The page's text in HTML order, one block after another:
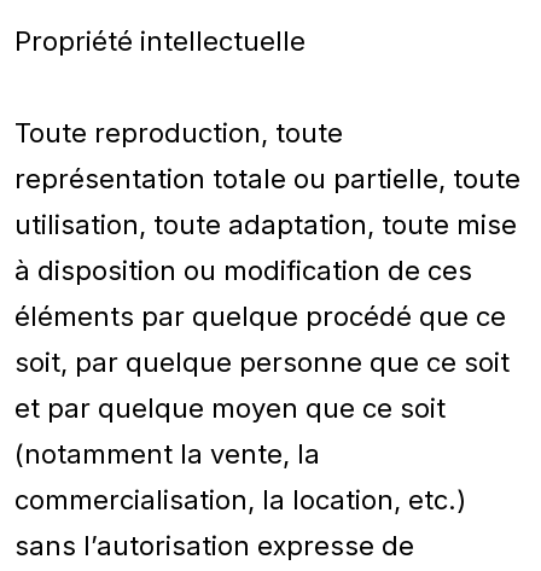
Propriété intellectuelle
Toute reproduction, toute
représentation totale ou partielle, toute
utilisation, toute adaptation, toute mise
à disposition ou modification de ces
éléments par quelque procédé que ce
soit, par quelque personne que ce soit
et par quelque moyen que ce soit
(notamment la vente, la
commercialisation, la location, etc.)
sans l’autorisation expresse de